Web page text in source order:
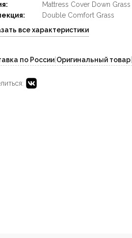
Mattress Cover Down Grass
Double Comfort Grass
все характеристики
по России Оригинальный товар